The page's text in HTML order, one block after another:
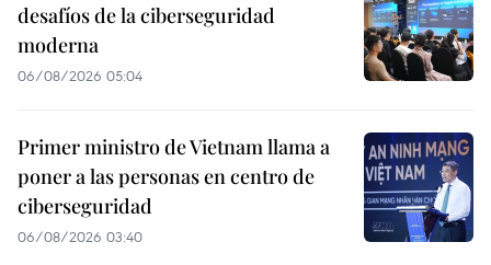
desafíos de la ciberseguridad
moderna
06/08/2026 05:04
Primer ministro de Vietnam llama a
poner a las personas en centro de
ciberseguridad
06/08/2026 03:40